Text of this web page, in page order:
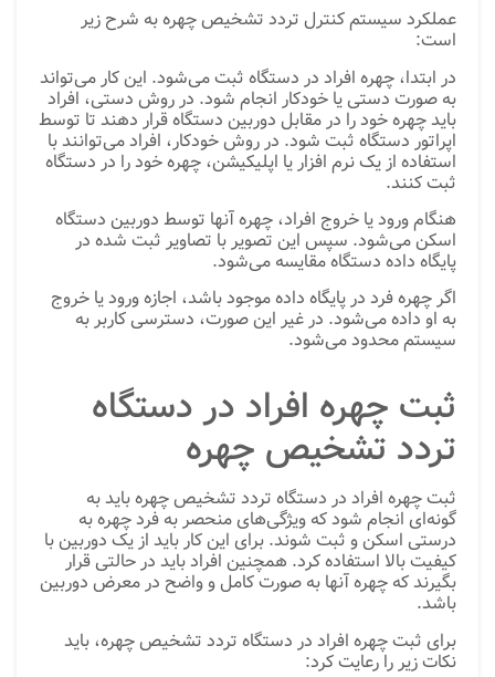
عملکرد سیستم کنترل تردد تشخیص چهره به شرح زیر
است:
در ابتدا، چهره افراد در دستگاه ثبت می‌شود. این کار می‌تواند
به صورت دستی یا خودکار انجام شود. در روش دستی، افراد
باید چهره خود را در مقابل دوربین دستگاه قرار دهند تا توسط
اپراتور دستگاه ثبت شود. در روش خودکار، افراد می‌توانند با
استفاده از یک نرم افزار یا اپلیکیشن، چهره خود را در دستگاه
ثبت کنند.
هنگام ورود یا خروج افراد، چهره آنها توسط دوربین دستگاه
اسکن می‌شود. سپس این تصویر با تصاویر ثبت شده در
پایگاه داده دستگاه مقایسه می‌شود.
اگر چهره فرد در پایگاه داده موجود باشد، اجازه ورود یا خروج
به او داده می‌شود. در غیر این صورت، دسترسی کاربر به
سیستم محدود می‌شود.
ثبت چهره افراد در دستگاه
تردد تشخیص چهره
ثبت چهره افراد در دستگاه تردد تشخیص چهره باید به
گونه‌ای انجام شود که ویژگی‌های منحصر به فرد چهره به
درستی اسکن و ثبت شوند. برای این کار باید از یک دوربین با
کیفیت بالا استفاده کرد. همچنین افراد باید در حالتی قرار
بگیرند که چهره آنها به صورت کامل و واضح در معرض دوربین
باشد.
برای ثبت چهره افراد در دستگاه تردد تشخیص چهره، باید
نکات زیر را رعایت کرد: